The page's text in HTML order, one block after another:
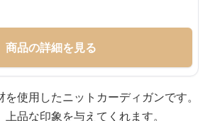
商品の詳細を見る
使用したニットカーディガンです。
品な印象を与えてくれます。